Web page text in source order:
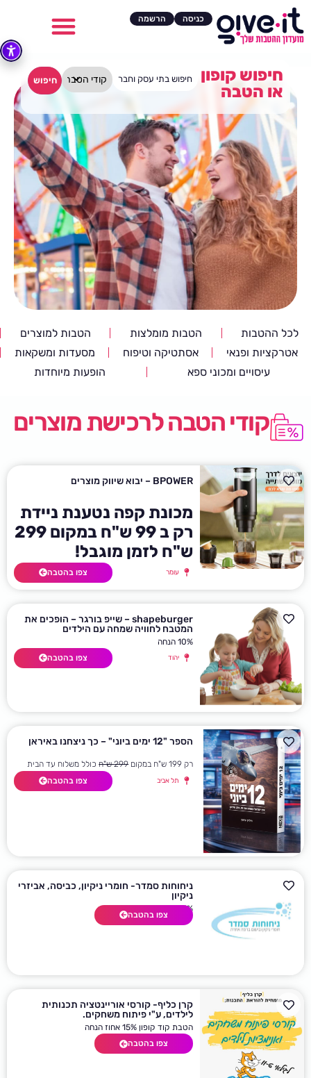
כניסה הרשמה
חיפוש קופון
או הטבה
חיפוש
לכל ההטבות הטבות מומלצות
הטבות למוצרים
אטרקציות ופנאי
אסתטיקה וטיפוח
מסעדות ומשקאות
עיסויים ומכוני ספא
הופעות מיוחדות
קודי הטבה לרכישת מוצרים
BPOWER – יבוא שיווק מוצרים
מכונת קפה נטענת ניידת
רק ב 99 ש"ח במקום 299
ש"ח לזמן מוגבל!
עומר צפו בהטבה
shapeburger – שייפ בורגר – הופכים את
המטבח לחוויה שמחה עם הילדים
10% הנחה
יהוד צפו בהטבה
הספר "12 ימים ביוני" – כך ניצחנו באיראן
רק 199 ש"ח במקום 299 ש"ח כולל משלוח עד הבית
תל אביב צפו בהטבה
ניחוחות סמדר- חומרי ניקיון, כביסה, אביזרי
ניקיון
5% אחוז הנחה על כל האתר
צפו בהטבה
קרן כליף- קורסי אוריינטציה תכנותית
לילדים, ע"י פיתוח משחקים.
הטבת קוד קופון 15% אחוז הנחה
צפו בהטבה